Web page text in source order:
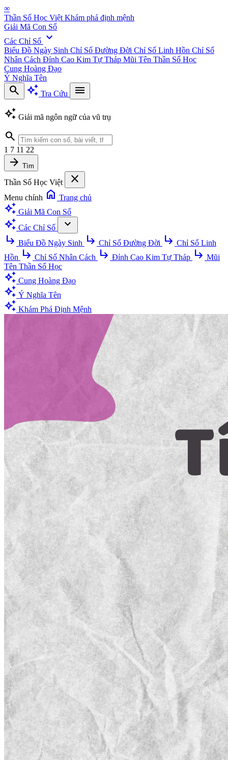
∞
Thần Số Học Việt Khám phá định mệnh
Giải Mã Con Số
Các Chỉ Số expand_more
Biểu Đồ Ngày Sinh Chỉ Số Đường Đời Chỉ Số Linh Hồn Chỉ Số
Nhân Cách Đỉnh Cao Kim Tự Tháp Mũi Tên Thần Số Học
Cung Hoàng Đạo
Ý Nghĩa Tên
search auto_awesome Tra Cứu
menu
auto_awesome Giải mã ngôn ngữ của vũ trụ
search
1 7 11 22
arrow_forward Tìm
Thần Số Học Việt close
Menu chính home Trang chủ
auto_awesome Giải Mã Con Số
auto_awesome Các Chỉ Số
expand_more
subdirectory_arrow_right Biểu Đồ Ngày Sinh subdirectory_arrow_right Chỉ Số Đường Đời subdirectory_arrow_right Chỉ Số Linh
Hồn subdirectory_arrow_right Chỉ Số Nhân Cách subdirectory_arrow_right Đỉnh Cao Kim Tự Tháp subdirectory_arrow_right Mũi
Tên Thần Số Học
auto_awesome Cung Hoàng Đạo
auto_awesome Ý Nghĩa Tên
auto_awesome Khám Phá Định Mệnh